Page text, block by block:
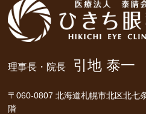
理事長・院長 引地 泰一
〒060-0807 北海道札幌市北区北七
階